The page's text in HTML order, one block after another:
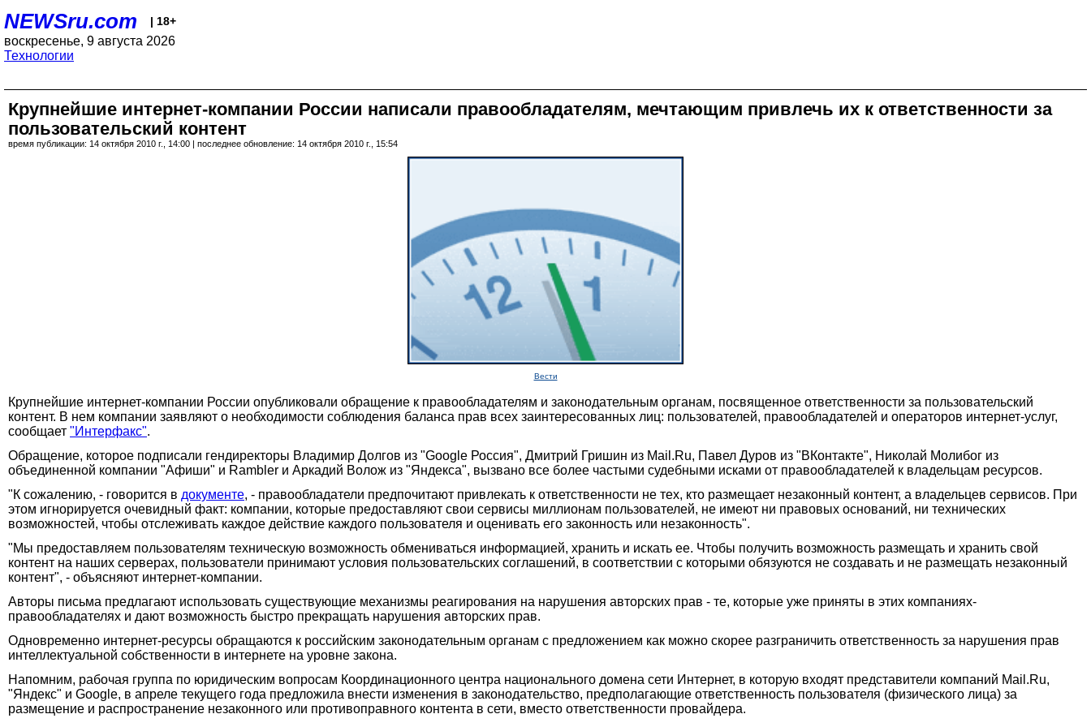
NEWSru.com | 18+
воскресенье, 9 августа 2026
Технологии
Крупнейшие интернет-компании России написали правообладателям, мечтающим привлечь их к ответственности за
пользовательский контент
время публикации: 14 октября 2010 г., 14:00 | последнее обновление: 14 октября 2010 г., 15:54
Вести
Крупнейшие интернет-компании России опубликовали обращение к правообладателям и законодательным органам, посвященное ответственности за пользовательский
контент. В нем компании заявляют о необходимости соблюдения баланса прав всех заинтересованных лиц: пользователей, правообладателей и операторов интернет-услуг,
сообщает "Интерфакс".
Обращение, которое подписали гендиректоры Владимир Долгов из "Google Россия", Дмитрий Гришин из Mail.Ru, Павел Дуров из "ВКонтакте", Николай Молибог из
объединенной компании "Афиши" и Rambler и Аркадий Волож из "Яндекса", вызвано все более частыми судебными исками от правообладателей к владельцам ресурсов.
"К сожалению, - говорится в документе, - правообладатели предпочитают привлекать к ответственности не тех, кто размещает незаконный контент, а владельцев сервисов. При
этом игнорируется очевидный факт: компании, которые предоставляют свои сервисы миллионам пользователей, не имеют ни правовых оснований, ни технических
возможностей, чтобы отслеживать каждое действие каждого пользователя и оценивать его законность или незаконность".
"Мы предоставляем пользователям техническую возможность обмениваться информацией, хранить и искать ее. Чтобы получить возможность размещать и хранить свой
контент на наших серверах, пользователи принимают условия пользовательских соглашений, в соответствии с которыми обязуются не создавать и не размещать незаконный
контент", - объясняют интернет-компании.
Авторы письма предлагают использовать существующие механизмы реагирования на нарушения авторских прав - те, которые уже приняты в этих компаниях-
правообладателях и дают возможность быстро прекращать нарушения авторских прав.
Одновременно интернет-ресурсы обращаются к российским законодательным органам с предложением как можно скорее разграничить ответственность за нарушения прав
интеллектуальной собственности в интернете на уровне закона.
Напомним, рабочая группа по юридическим вопросам Координационного центра национального домена сети Интернет, в которую входят представители компаний Mail.Ru,
"Яндекс" и Google, в апреле текущего года предложила внести изменения в законодательство, предполагающие ответственность пользователя (физического лица) за
размещение и распространение незаконного или противоправного контента в сети, вместо ответственности провайдера.